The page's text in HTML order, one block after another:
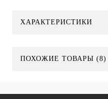
ХАРАКТЕРИСТИКИ
ПОХОЖИЕ ТОВАРЫ (8)